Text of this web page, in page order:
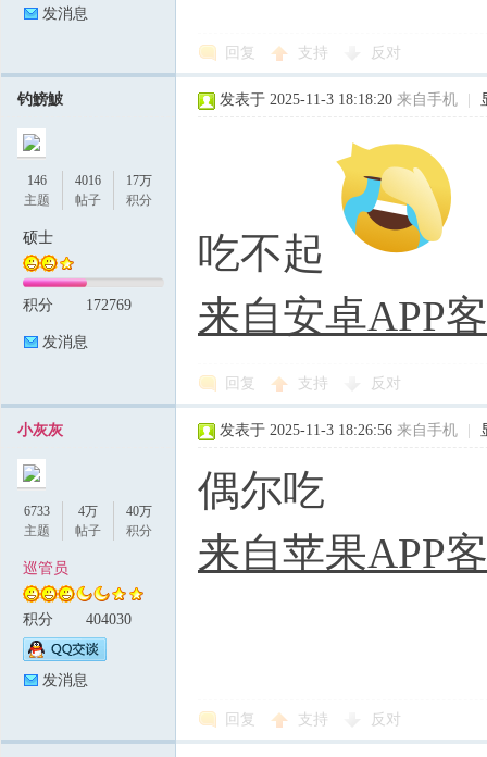
发消息
回复 支持 反对
钓鰟鮍
146
主题
4016
帖子
17万
积分
硕士
积分 172769
发消息
发表于 2025-11-3 18:18:20 来自手机
吃不起
来自安卓APP
回复 支持 反对
小灰灰
6733
主题
4万
帖子
40万
积分
巡管员
积分 404030
发消息
发表于 2025-11-3 18:26:56 来自手机
偶尔吃
来自苹果APP
回复 支持 反对